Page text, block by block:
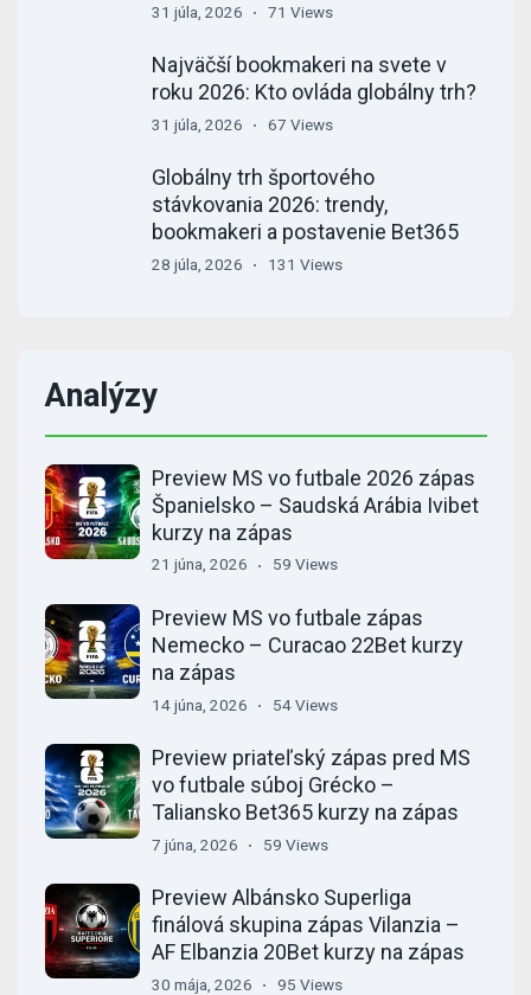
31 júla, 2026 71 Views
Najväčší bookmakeri na svete v
roku 2026: Kto ovláda globálny trh?
31 júla, 2026 67 Views
Globálny trh športového
stávkovania 2026: trendy,
bookmakeri a postavenie Bet365
28 júla, 2026 131 Views
Analýzy
Preview MS vo futbale 2026 zápas
Španielsko – Saudská Arábia Ivibet
kurzy na zápas
21 júna, 2026 59 Views
Preview MS vo futbale zápas
Nemecko – Curacao 22Bet kurzy
na zápas
14 júna, 2026 54 Views
Preview priateľský zápas pred MS
vo futbale súboj Grécko –
Taliansko Bet365 kurzy na zápas
7 júna, 2026 59 Views
Preview Albánsko Superliga
finálová skupina zápas Vilanzia –
AF Elbanzia 20Bet kurzy na zápas
30 mája, 2026 95 Views